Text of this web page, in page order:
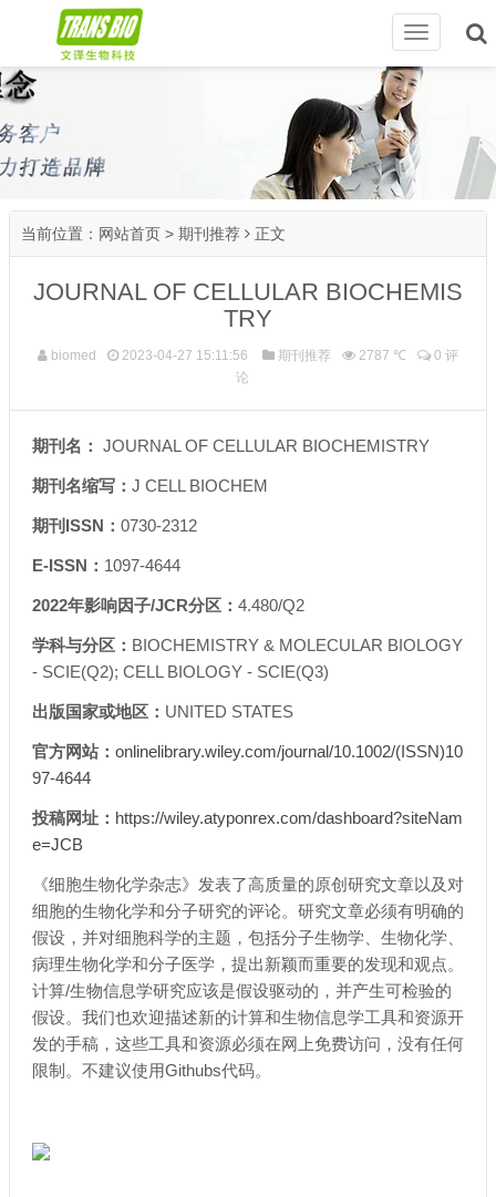
切
导
当前位置： 网站首页 > 期刊推荐 正文
JOURNAL OF CELLULAR BIOCHEMIS
TRY
biomed 2023-04-27 15:11:56 期刊推荐 2787 ℃
0 评
论
期刊名： JOURNAL OF CELLULAR BIOCHEMISTRY
期刊名缩写： J CELL BIOCHEM
期刊ISSN： 0730-2312
E-ISSN： 1097-4644
2022年影响因子/JCR分区： 4.480/Q2
学科与分区： BIOCHEMISTRY & MOLECULAR BIOLOGY
- SCIE(Q2); CELL BIOLOGY - SCIE(Q3)
出版国家或地区： UNITED STATES
官方网站： onlinelibrary.wiley.com/journal/10.1002/(ISSN)10
97-4644
投稿网址： https://wiley.atyponrex.com/dashboard?siteNam
e=JCB
《细胞生物化学杂志》发表了高质量的原创研究文章以及对
细胞的生物化学和分子研究的评论。研究文章必须有明确的
假设，并对细胞科学的主题，包括分子生物学、生物化学、
病理生物化学和分子医学，提出新颖而重要的发现和观点。
计算/生物信息学研究应该是假设驱动的，并产生可检验的
假设。我们也欢迎描述新的计算和生物信息学工具和资源开
发的手稿，这些工具和资源必须在网上免费访问，没有任何
限制。不建议使用Githubs代码。